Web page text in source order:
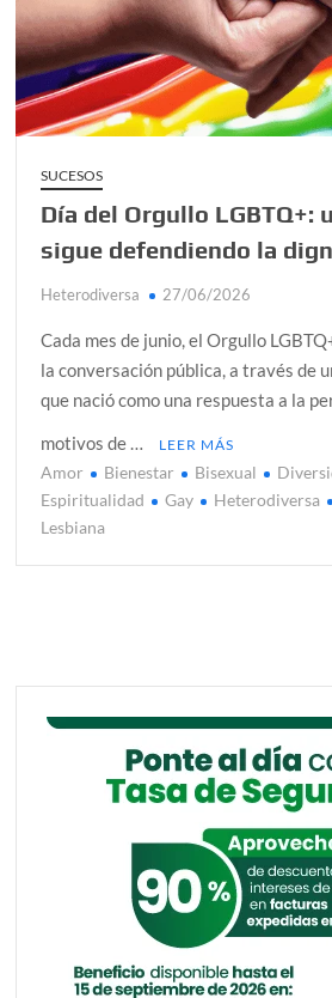
alcanzar
Día de Independencia 2026: de Patria
polarizada
¿Podemos comunicarnos con seres
Salud mental digital: cómo frenar la
generan las redes sociales
¿Cómo descubrir esa conexión
sagrada?
SUCESOS
Día del Orgullo LGBTQ+:
sigue defendiendo la
Heterodiversa 27/06/2026
Cada mes de junio, el Orgullo
la conversación pública, a través de
que nació como una respuesta a la
motivos de …
LEER MÁS
Amor Bienestar Bisexual
Espiritualidad
Gay Heterodiversa
Lesbiana